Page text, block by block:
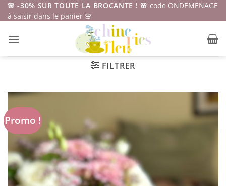
Passer
au
🌸 -30% SUR TOUTE LA BROCANTE ! 🌸 code ONDEMENAGE
à saisir dans le panier 🌸
FILTRER
Promo !